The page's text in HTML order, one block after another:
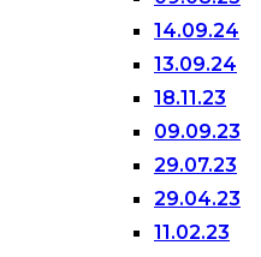
14.09.24
13.09.24
18.11.23
09.09.23
29.07.23
29.04.23
11.02.23